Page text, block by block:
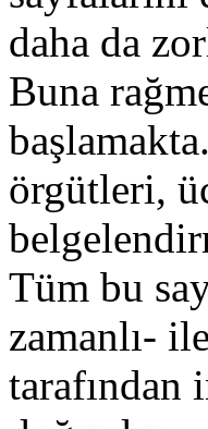
daha da
Buna
örgütleri,
Tüm bu
zamanlı-
tarafından